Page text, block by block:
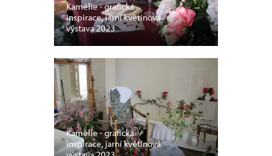
Kamélie - grafická
inspirace, jarní květinová
výstava 2023
Kamélie - grafická
inspirace, jarní květinová